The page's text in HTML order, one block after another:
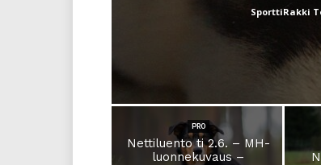
SporttiRakki
PRO
Nettiluento ti 2.6. – MH-
luonnekuvaus –